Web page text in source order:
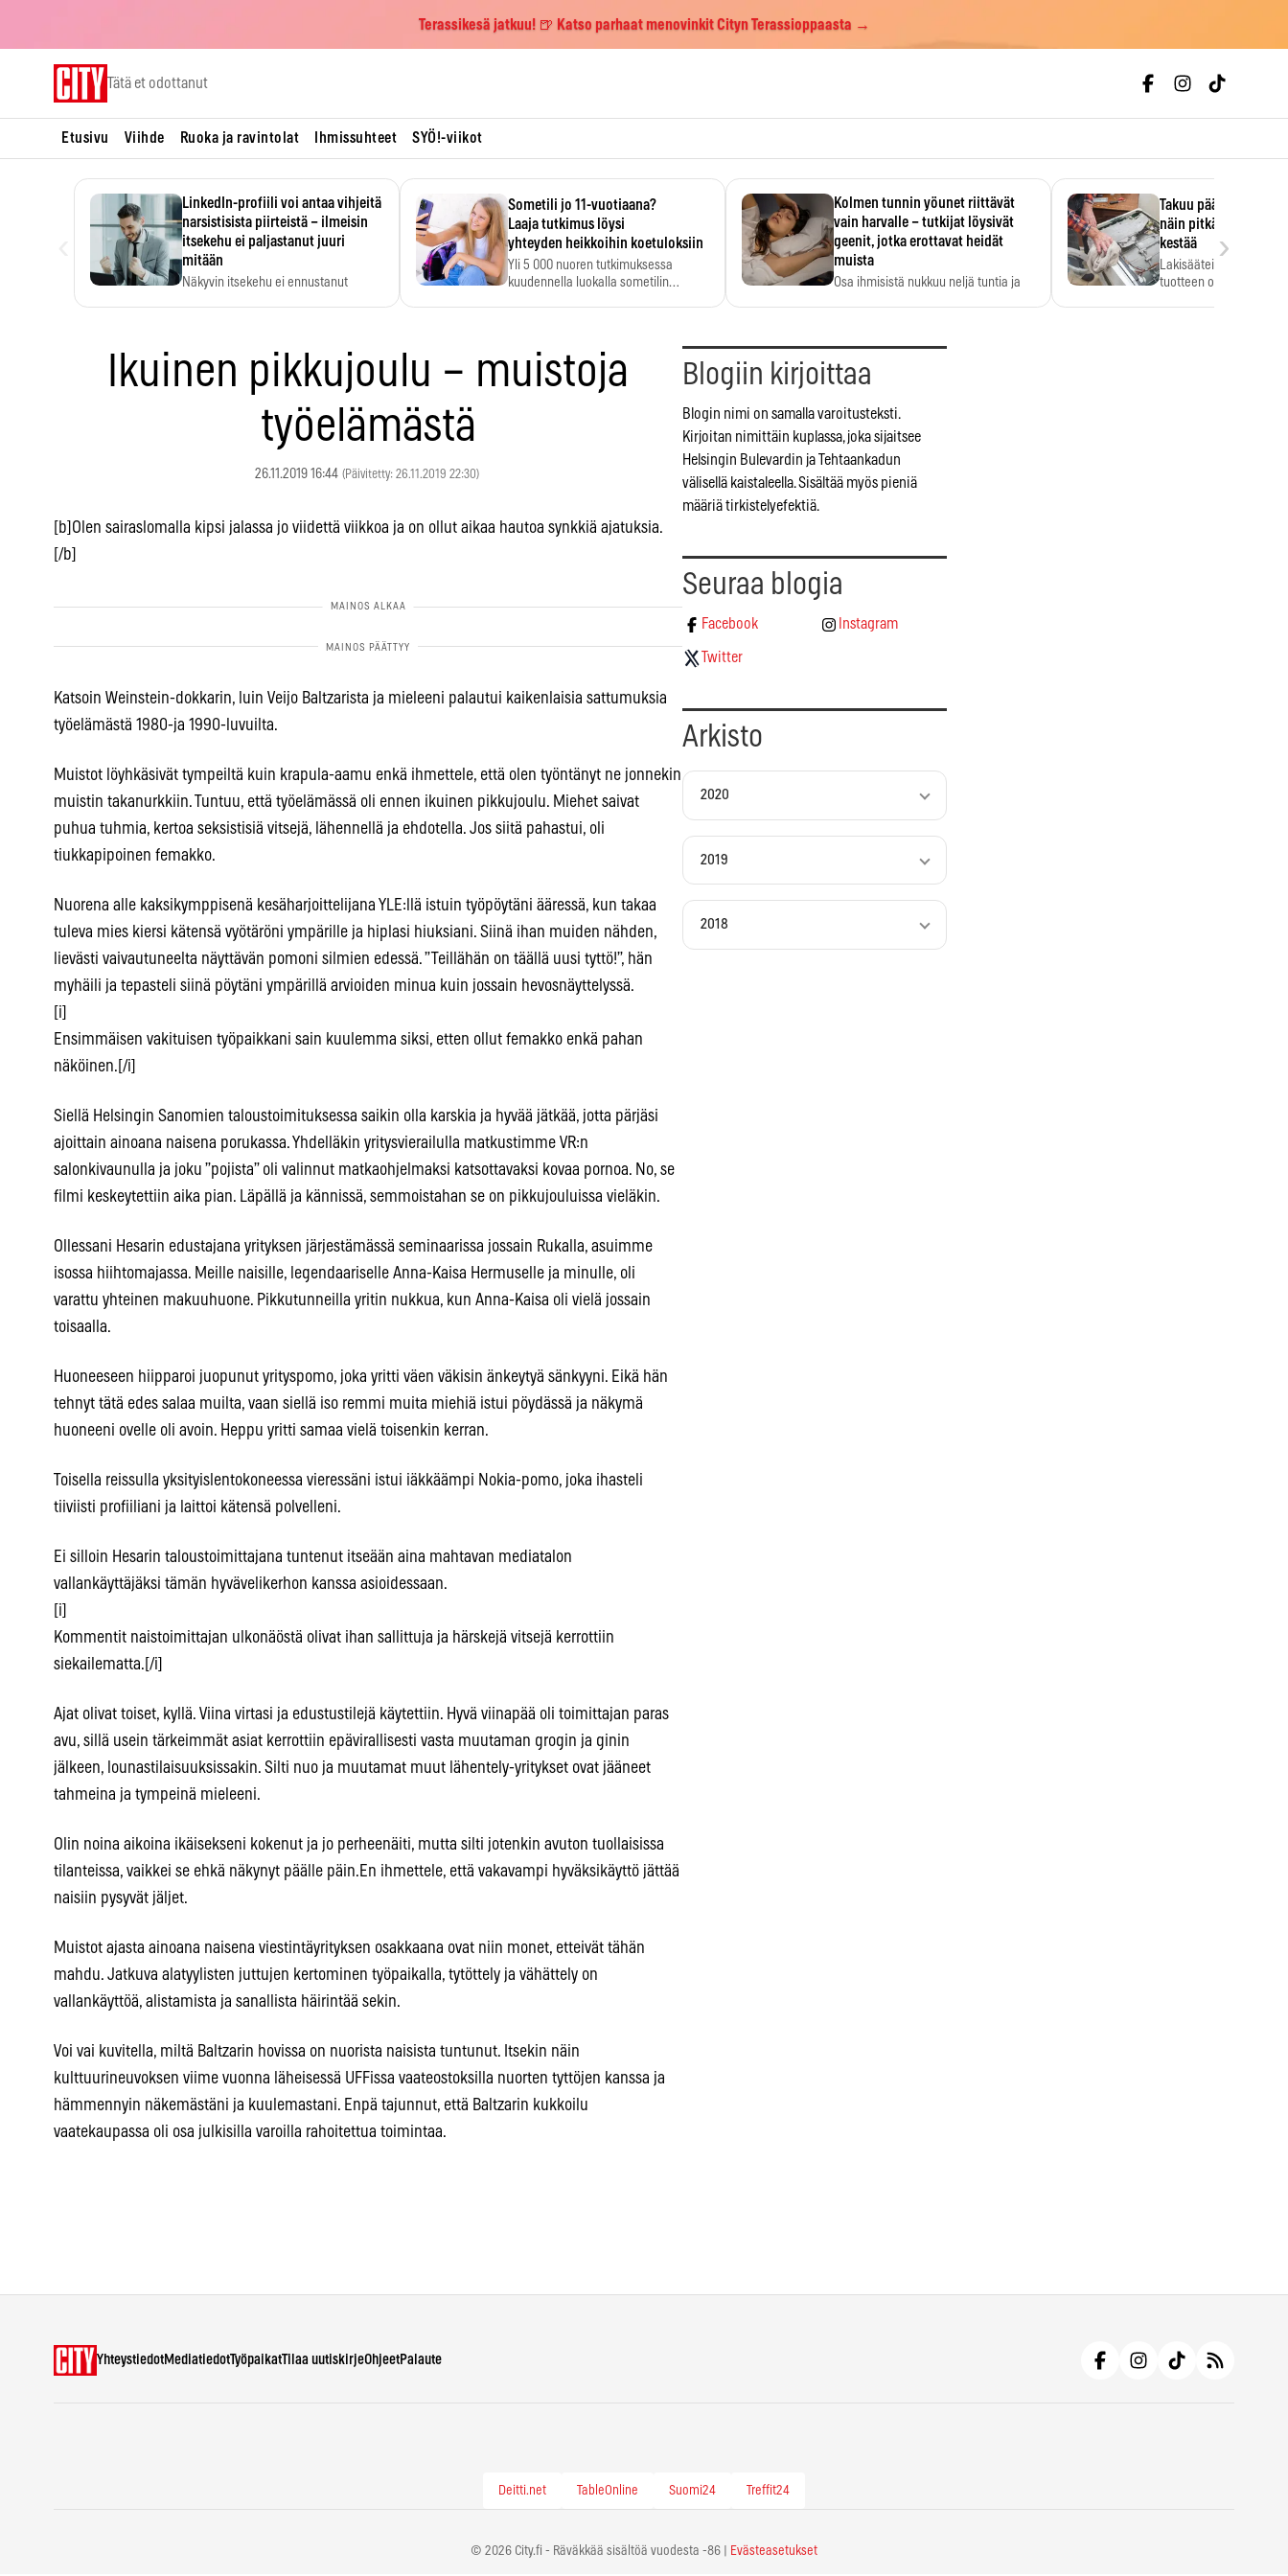
Terassikesä jatkuu! 🍺 Katso parhaat menovinkit Cityn Terassioppaasta →
Tätä et odottanut
Etusivu Viihde Ruoka ja ravintolat Ihmissuhteet SYÖ!-viikot
LinkedIn-profiili voi antaa vihjeitä
narsistisista piirteistä – ilmeisin
itsekehu ei paljastanut juuri
mitään
Näkyvin itsekehu ei ennustanut
Sometili jo 11-vuotiaana?
Laaja tutkimus löysi
yhteyden heikkoihin koetuloksiin
Yli 5 000 nuoren tutkimuksessa
kuudennella luokalla sometilin…
Kolmen tunnin yöunet riittävät
vain harvalle – tutkijat löysivät
geenit, jotka erottavat heidät
muista
Osa ihmisistä nukkuu neljä tuntia ja
Takuu päättyi,
näin pitkään
kestää
Lakisääteinen
tuotteen oletetun
›
Ikuinen pikkujoulu – muistoja
työelämästä
26.11.2019 16:44 (Päivitetty: 26.11.2019 22:30)
[b]Olen sairaslomalla kipsi jalassa jo viidettä viikkoa ja on ollut aikaa hautoa synkkiä ajatuksia.
[/b]
Katsoin Weinstein-dokkarin, luin Veijo Baltzarista ja mieleeni palautui kaikenlaisia sattumuksia
työelämästä 1980-ja 1990-luvuilta.
Muistot löyhkäsivät tympeiltä kuin krapula-aamu enkä ihmettele, että olen työntänyt ne jonnekin
muistin takanurkkiin. Tuntuu, että työelämässä oli ennen ikuinen pikkujoulu. Miehet saivat
puhua tuhmia, kertoa seksistisiä vitsejä, lähennellä ja ehdotella. Jos siitä pahastui, oli
tiukkapipoinen femakko.
Nuorena alle kaksikymppisenä kesäharjoittelijana YLE:llä istuin työpöytäni ääressä, kun takaa
tuleva mies kiersi kätensä vyötäröni ympärille ja hiplasi hiuksiani. Siinä ihan muiden nähden,
lievästi vaivautuneelta näyttävän pomoni silmien edessä. ”Teillähän on täällä uusi tyttö!”, hän
myhäili ja tepasteli siinä pöytäni ympärillä arvioiden minua kuin jossain hevosnäyttelyssä.
[i]
Ensimmäisen vakituisen työpaikkani sain kuulemma siksi, etten ollut femakko enkä pahan
näköinen.[/i]
Siellä Helsingin Sanomien taloustoimituksessa saikin olla karskia ja hyvää jätkää, jotta pärjäsi
ajoittain ainoana naisena porukassa. Yhdelläkin yritysvierailulla matkustimme VR:n
salonkivaunulla ja joku ”pojista” oli valinnut matkaohjelmaksi katsottavaksi kovaa pornoa. No, se
filmi keskeytettiin aika pian. Läpällä ja kännissä, semmoistahan se on pikkujouluissa vieläkin.
Ollessani Hesarin edustajana yrityksen järjestämässä seminaarissa jossain Rukalla, asuimme
isossa hiihtomajassa. Meille naisille, legendaariselle Anna-Kaisa Hermuselle ja minulle, oli
varattu yhteinen makuuhuone. Pikkutunneilla yritin nukkua, kun Anna-Kaisa oli vielä jossain
toisaalla.
Huoneeseen hiipparoi juopunut yrityspomo, joka yritti väen väkisin änkeytyä sänkyyni. Eikä hän
tehnyt tätä edes salaa muilta, vaan siellä iso remmi muita miehiä istui pöydässä ja näkymä
huoneeni ovelle oli avoin. Heppu yritti samaa vielä toisenkin kerran.
Toisella reissulla yksityislentokoneessa vieressäni istui iäkkäämpi Nokia-pomo, joka ihasteli
tiiviisti profiiliani ja laittoi kätensä polvelleni.
Ei silloin Hesarin taloustoimittajana tuntenut itseään aina mahtavan mediatalon
vallankäyttäjäksi tämän hyvävelikerhon kanssa asioidessaan.
[i]
Kommentit naistoimittajan ulkonäöstä olivat ihan sallittuja ja härskejä vitsejä kerrottiin
siekailematta.[/i]
Ajat olivat toiset, kyllä. Viina virtasi ja edustustilejä käytettiin. Hyvä viinapää oli toimittajan paras
avu, sillä usein tärkeimmät asiat kerrottiin epävirallisesti vasta muutaman grogin ja ginin
jälkeen, lounastilaisuuksissakin. Silti nuo ja muutamat muut lähentely-yritykset ovat jääneet
tahmeina ja tympeinä mieleeni.
Olin noina aikoina ikäisekseni kokenut ja jo perheenäiti, mutta silti jotenkin avuton tuollaisissa
tilanteissa, vaikkei se ehkä näkynyt päälle päin.En ihmettele, että vakavampi hyväksikäyttö jättää
naisiin pysyvät jäljet.
Muistot ajasta ainoana naisena viestintäyrityksen osakkaana ovat niin monet, etteivät tähän
mahdu. Jatkuva alatyylisten juttujen kertominen työpaikalla, tytöttely ja vähättely on
vallankäyttöä, alistamista ja sanallista häirintää sekin.
Voi vai kuvitella, miltä Baltzarin hovissa on nuorista naisista tuntunut. Itsekin näin
kulttuurineuvoksen viime vuonna läheisessä UFFissa vaateostoksilla nuorten tyttöjen kanssa ja
hämmennyin näkemästäni ja kuulemastani. Enpä tajunnut, että Baltzarin kukkoilu
vaatekaupassa oli osa julkisilla varoilla rahoitettua toimintaa.
Blogiin kirjoittaa
Blogin nimi on samalla varoitusteksti.
Kirjoitan nimittäin kuplassa, joka sijaitsee
Helsingin Bulevardin ja Tehtaankadun
välisellä kaistaleella. Sisältää myös pieniä
määriä tirkistelyefektiä.
Seuraa blogia
Facebook Instagram
Twitter
Arkisto
2020
2019
2018
YhteystiedotMediatiedotTyöpaikatTilaa uutiskirjeOhjeetPalaute
Deitti.net TableOnline Suomi24 Treffit24
© 2026 City.fi - Räväkkää sisältöä vuodesta -86 | Evästeasetukset